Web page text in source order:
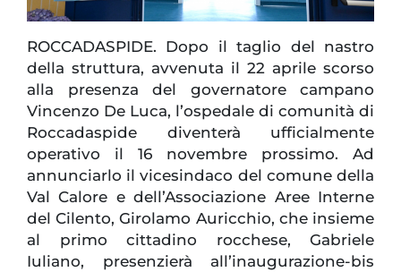
ROCCADASPIDE. Dopo il taglio del nastro
della struttura, avvenuta il 22 aprile scorso
alla presenza del governatore campano
Vincenzo De Luca, l’ospedale di comunità di
Roccadaspide diventerà ufficialmente
operativo il 16 novembre prossimo. Ad
annunciarlo il vicesindaco del comune della
Val Calore e dell’Associazione Aree Interne
del Cilento, Girolamo Auricchio, che insieme
al primo cittadino rocchese, Gabriele
Iuliano, presenzierà all’inaugurazione-bis